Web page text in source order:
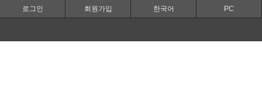
로그인 회원가입 한국어 PC